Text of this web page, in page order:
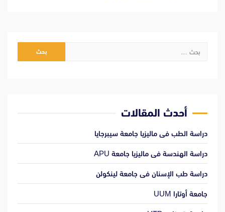
البحث
أحدث المقالات
دراسة الطب فى ماليزيا جامعة سيبرجايا
دراسة الهندسة فى ماليزيا جامعة APU
دراسة طب الإسنان فى جامعة لينكولن
جامعة أوتارا UUM